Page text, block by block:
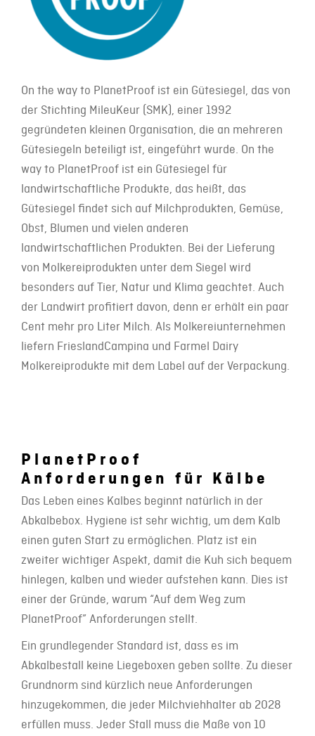
On the way to PlanetProof ist ein Gütesiegel, das von
der Stichting MileuKeur (SMK), einer 1992
gegründeten kleinen Organisation, die an mehreren
Gütesiegeln beteiligt ist, eingeführt wurde. On the
way to PlanetProof ist ein Gütesiegel für
landwirtschaftliche Produkte, das heißt, das
Gütesiegel findet sich auf Milchprodukten, Gemüse,
Obst, Blumen und vielen anderen
landwirtschaftlichen Produkten. Bei der Lieferung
von Molkereiprodukten unter dem Siegel wird
besonders auf Tier, Natur und Klima geachtet. Auch
der Landwirt profitiert davon, denn er erhält ein paar
Cent mehr pro Liter Milch. Als Molkereiunternehmen
liefern FrieslandCampina und Farmel Dairy
Molkereiprodukte mit dem Label auf der Verpackung.
PlanetProof
Anforderungen für Kälbe
Das Leben eines Kalbes beginnt natürlich in der
Abkalbebox. Hygiene ist sehr wichtig, um dem Kalb
einen guten Start zu ermöglichen. Platz ist ein
zweiter wichtiger Aspekt, damit die Kuh sich bequem
hinlegen, kalben und wieder aufstehen kann. Dies ist
einer der Gründe, warum “Auf dem Weg zum
PlanetProof” Anforderungen stellt.
Ein grundlegender Standard ist, dass es im
Abkalbestall keine Liegeboxen geben sollte. Zu dieser
Grundnorm sind kürzlich neue Anforderungen
hinzugekommen, die jeder Milchviehhalter ab 2028
erfüllen muss. Jeder Stall muss die Maße von 10